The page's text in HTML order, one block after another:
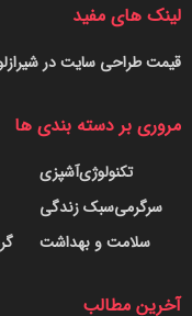
لینک های مفید
قیمت طراحی سایت در شیراز
مروری بر دسته بندی ها
آشپزیتکنولوژی
سبک زندگیسرگرمی
سلامت و بهداشت
آخرین مطالب